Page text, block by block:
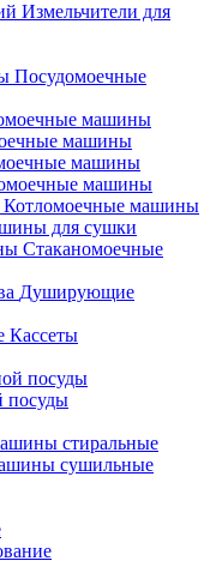
Измельчители для
Посудомоечные
машины
машины
машины
машины
Котломоечные машины
для сушки
Стаканомоечные
Душирующие
Кассеты
посуды
стиральные
сушильные
гладильные